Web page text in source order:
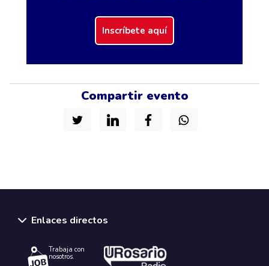
Inscríbete aquí
Compartir evento
Enlaces directos
Trabaja con
nosotros.